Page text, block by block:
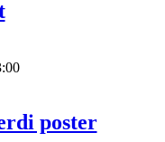
poster